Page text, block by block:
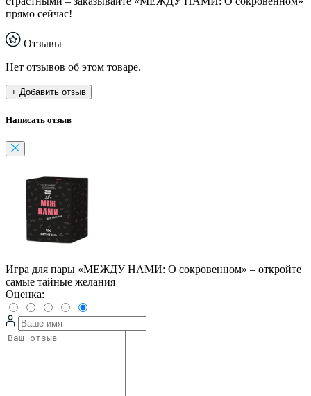
прямо сейчас!
Отзывы
Нет отзывов об этом товаре.
+ Добавить отзыв
Написать отзыв
Игра для пары «МЕЖДУ НАМИ: О сокровенном» – откройте
самые тайные желания
Оценка: